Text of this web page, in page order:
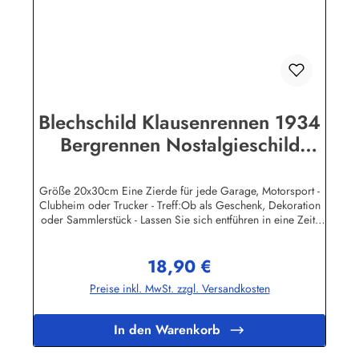
Blechschild Klausenrennen 1934
Bergrennen Nostalgieschild
Größe 20x30cm Eine Zierde für jede Garage, Motorsport -
Clubheim oder Trucker - Treff:Ob als Geschenk, Dekoration
oder Sammlerstück - Lassen Sie sich entführen in eine Zeit,
Ihren Freunden eine dekorative Erinnerung an die gute alte
Zeit!Wir führen neben den schweren, 3-D geprägten
Reklameschilder - Replikas auch eine große Auswahl
Metallschild günstig online bestellen und auf Rechnung
kaufen.Unsere Blechschilder sind in Super-Qualität aus
hochwertigem Metall (Stahlblech) gefertigt. Die Oberflächen
Regulärer Preis:
18,90 €
Preise inkl. MwSt. zzgl. Versandkosten
In den Warenkorb